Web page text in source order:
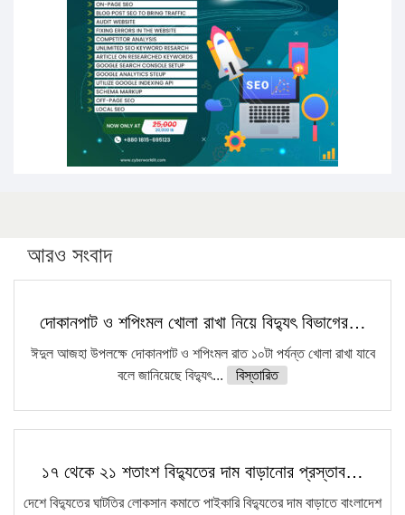
সারা দেশে বজ্রাঘাতে ১৪ জনের প্রাণহানি
কঠোর হচ্ছে এসএসসি ও এইচএসসি পরীক্ষা
ফরিদগঞ্জে আগুনে পুড়লো ৬ ব্যবসা প্রতিষ্ঠান
আরও সংবাদ
দোকানপাট ও শপিংমল খোলা রাখা নিয়ে বিদ্যুৎ বিভাগের…
ঈদুল আজহা উপলক্ষে দোকানপাট ও শপিংমল রাত ১০টা পর্যন্ত খোলা রাখা যাবে
বলে জানিয়েছে বিদ্যুৎ...
বিস্তারিত
১৭ থেকে ২১ শতাংশ বিদ্যুতের দাম বাড়ানোর প্রস্তাব…
দেশে বিদ্যুতের ঘাটতির লোকসান কমাতে পাইকারি বিদ্যুতের দাম বাড়াতে বাংলাদেশ